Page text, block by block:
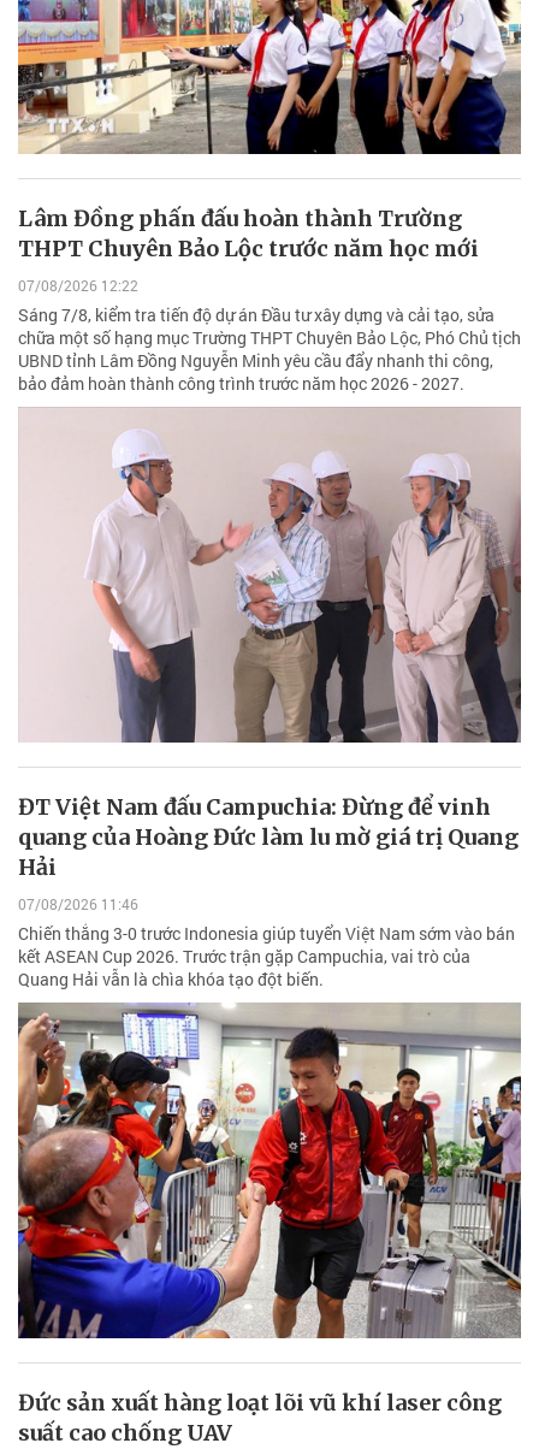
Lâm Đồng phấn đấu hoàn thành Trường
THPT Chuyên Bảo Lộc trước năm học mới
07/08/2026 12:22
Sáng 7/8, kiểm tra tiến độ dự án Đầu tư xây dựng và cải tạo, sửa
chữa một số hạng mục Trường THPT Chuyên Bảo Lộc, Phó Chủ tịch
UBND tỉnh Lâm Đồng Nguyễn Minh yêu cầu đẩy nhanh thi công,
bảo đảm hoàn thành công trình trước năm học 2026 - 2027.
ĐT Việt Nam đấu Campuchia: Đừng để vinh
quang của Hoàng Đức làm lu mờ giá trị Quang
Hải
07/08/2026 11:46
Chiến thắng 3-0 trước Indonesia giúp tuyển Việt Nam sớm vào bán
kết ASEAN Cup 2026. Trước trận gặp Campuchia, vai trò của
Quang Hải vẫn là chìa khóa tạo đột biến.
Đức sản xuất hàng loạt lõi vũ khí laser công
suất cao chống UAV